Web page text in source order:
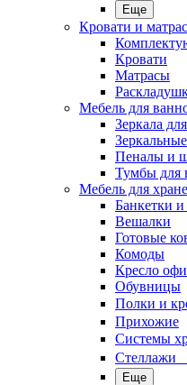
Еще
Кровати и
Кровати
Матрасы
Мебель для
Зеркала
Пеналы и
Тумбы для
Мебель для
Банкетки
Вешалки
Готовые
Комоды
Кресло
Обувницы
Полки и
Прихожие
Системы
Стеллажи
Еще